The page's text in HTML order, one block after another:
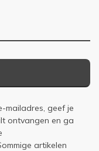
mailadres, geef je
ontvangen en ga
artikelen